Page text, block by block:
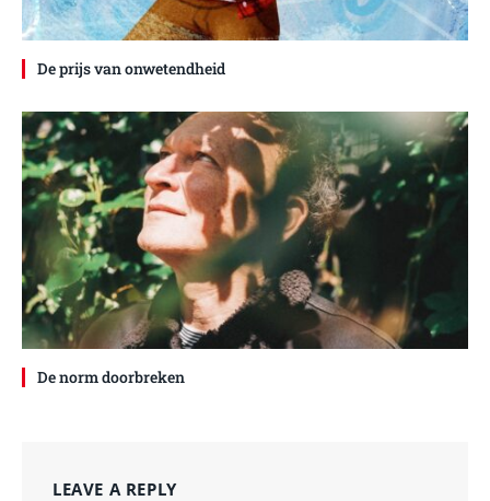
De prijs van onwetendheid
De norm doorbreken
LEAVE A REPLY